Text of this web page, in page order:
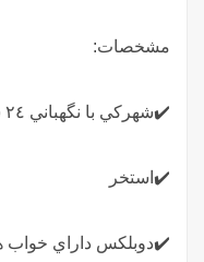
مشخصات:
✔️شهركي با نگهباني ٢٤ ساعته
✔️استخر
✔️دوبلكس داراي خواب